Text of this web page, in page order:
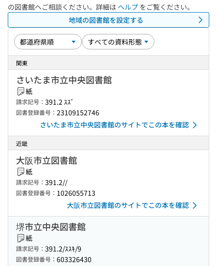
の図書館へご相談ください。詳細は ヘルプ をご覧ください。
地域の図書館を設定する
関東
さいたま市立中央図書館
紙
請求記号： 391.2 ｽｽﾞ
図書登録番号： 23109152746
さいたま市立中央図書館のサイトでこの本を確認
近畿
大阪市立図書館
紙
請求記号： 391.2//
図書登録番号： 1026055713
大阪市立図書館のサイトでこの本を確認
堺市立中央図書館
紙
請求記号： 391.2/ｽｽｷ/9
図書登録番号： 603326430